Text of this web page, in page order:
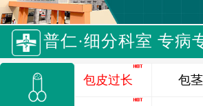
普仁·细分科室 专病
包皮过长 包茎